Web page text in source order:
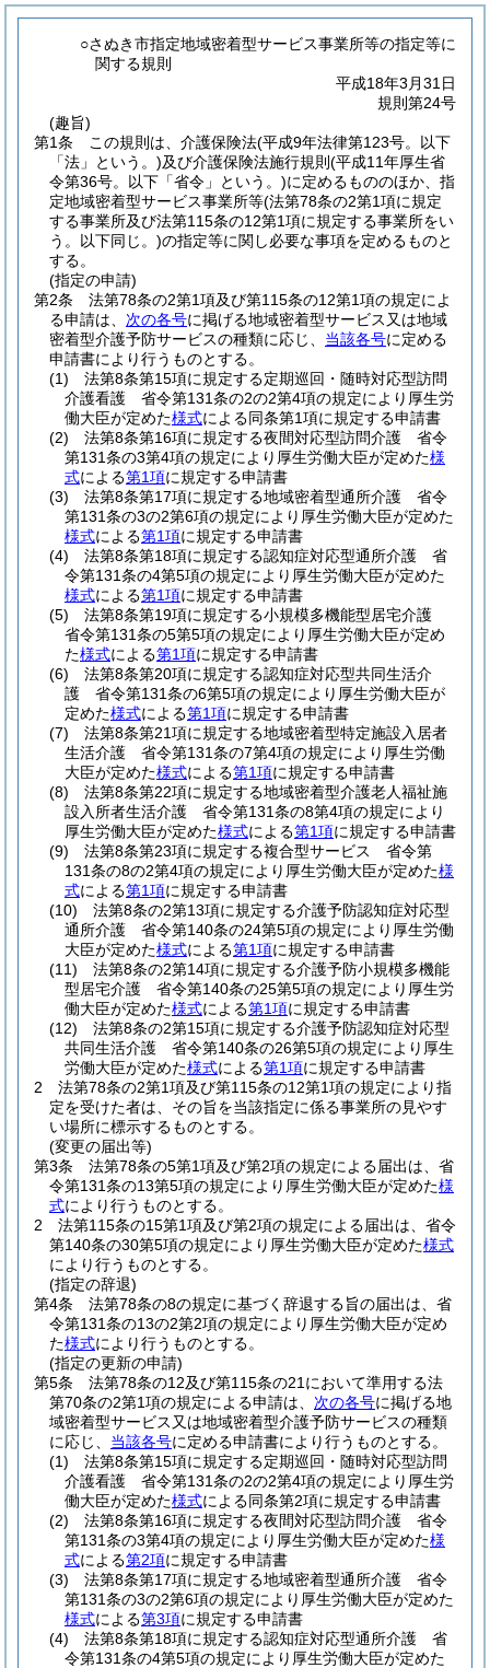
○さぬき市指定地域密着型サービス事業所等の指定等に
関する規則
平成18年3月31日
規則第24号
(趣旨)
第1条
この規則は、介護保険法(平成9年法律第123号。以下
「法」という。)及び介護保険法施行規則 (平成11年厚生省
令第36号。以下「省令」という。)に定めるもののほか、指
定地域密着型サービス事業所等(法第78条の2第1項に規定
する事業所及び法第115条の12第1項に規定する事業所をい
う。以下同じ。)の指定等に関し必要な事項を定めるものと
する。
(指定の申請)
第2条
法第78条の2第1項及び第115条の12第1項の規定によ
る申請は、 次の各号に掲げる地域密着型サービス又は地域
密着型介護予防サービスの種類に応じ、 当該各号に定める
申請書により行うものとする。
(1)
法第8条第15項に規定する定期巡回・随時対応型訪問
介護看護 省令第131条の2の2第4項の規定により厚生労
働大臣が定めた様式による同条第1項に規定する申請書
(2)
法第8条第16項に規定する夜間対応型訪問介護 省令
第131条の3第4項の規定により厚生労働大臣が定めた様
式による第1項に規定する申請書
(3)
法第8条第17項に規定する地域密着型通所介護 省令
第131条の3の2第6項の規定により厚生労働大臣が定めた
様式による第1項に規定する申請書
(4)
法第8条第18項に規定する認知症対応型通所介護 省
令第131条の4第5項の規定により厚生労働大臣が定めた
様式による第1項に規定する申請書
(5)
法第8条第19項に規定する小規模多機能型居宅介護
省令第131条の5第5項の規定により厚生労働大臣が定め
た様式による第1項に規定する申請書
(6)
法第8条第20項に規定する認知症対応型共同生活介
護 省令第131条の6第5項の規定により厚生労働大臣が
定めた様式による第1項に規定する申請書
(7)
法第8条第21項に規定する地域密着型特定施設入居者
生活介護 省令第131条の7第4項の規定により厚生労働
大臣が定めた様式による第1項に規定する申請書
(8)
法第8条第22項に規定する地域密着型介護老人福祉施
設入所者生活介護 省令第131条の8第4項の規定により
厚生労働大臣が定めた様式による第1項に規定する申請書
(9)
法第8条第23項に規定する複合型サービス 省令第
131条の8の2第4項の規定により厚生労働大臣が定めた様
式による第1項に規定する申請書
(10)
法第8条の2第13項に規定する介護予防認知症対応型
通所介護 省令第140条の24第5項の規定により厚生労働
大臣が定めた様式による第1項に規定する申請書
(11)
法第8条の2第14項に規定する介護予防小規模多機能
型居宅介護 省令第140条の25第5項の規定により厚生労
働大臣が定めた様式による第1項に規定する申請書
(12)
法第8条の2第15項に規定する介護予防認知症対応型
共同生活介護 省令第140条の26第5項の規定により厚生
労働大臣が定めた様式による第1項に規定する申請書
2
法第78条の2第1項及び第115条の12第1項の規定により指
定を受けた者は、その旨を当該指定に係る事業所の見やす
い場所に標示するものとする。
(変更の届出等)
第3条
法第78条の5第1項及び第2項の規定による届出は、省
令第131条の13第5項の規定により厚生労働大臣が定めた様
式により行うものとする。
2
法第115条の15第1項及び第2項の規定による届出は、省令
第140条の30第5項の規定により厚生労働大臣が定めた様式
により行うものとする。
(指定の辞退)
第4条
法第78条の8の規定に基づく辞退する旨の届出は、省
令第131条の13の2第2項の規定により厚生労働大臣が定め
た様式により行うものとする。
(指定の更新の申請)
第5条
法第78条の12及び第115条の21において準用する法
第70条の2第1項の規定による申請は、 次の各号に掲げる地
域密着型サービス又は地域密着型介護予防サービスの種類
に応じ、 当該各号に定める申請書により行うものとする。
(1)
法第8条第15項に規定する定期巡回・随時対応型訪問
介護看護 省令第131条の2の2第4項の規定により厚生労
働大臣が定めた様式による同条第2項に規定する申請書
(2)
法第8条第16項に規定する夜間対応型訪問介護 省令
第131条の3第4項の規定により厚生労働大臣が定めた様
式による第2項に規定する申請書
(3)
法第8条第17項に規定する地域密着型通所介護 省令
第131条の3の2第6項の規定により厚生労働大臣が定めた
様式による第3項に規定する申請書
(4)
法第8条第18項に規定する認知症対応型通所介護 省
令第131条の4第5項の規定により厚生労働大臣が定めた